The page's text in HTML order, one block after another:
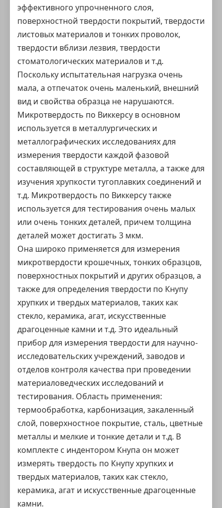
эффективного упрочненного слоя,
поверхностной твердости покрытий, твердости
листовых материалов и тонких проволок,
твердости вблизи лезвия, твердости
стоматологических материалов и т.д.
Поскольку испытательная нагрузка очень
мала, а отпечаток очень маленький, внешний
вид и свойства образца не нарушаются.
Микротвердость по Виккерсу в основном
используется в металлургических и
металлографических исследованиях для
измерения твердости каждой фазовой
составляющей в структуре металла, а также для
изучения хрупкости тугоплавких соединений и
т.д. Микротвердость по Виккерсу также
используется для тестирования очень малых
или очень тонких деталей, причем толщина
деталей может достигать 3 мкм.
Она широко применяется для измерения
микротвердости крошечных, тонких образцов,
поверхностных покрытий и других образцов, а
также для определения твердости по Кнупу
хрупких и твердых материалов, таких как
стекло, керамика, агат, искусственные
драгоценные камни и т.д. Это идеальный
прибор для измерения твердости для научно-
исследовательских учреждений, заводов и
отделов контроля качества при проведении
материаловедческих исследований и
тестирования. Область применения:
термообработка, карбонизация, закаленный
слой, поверхностное покрытие, сталь, цветные
металлы и мелкие и тонкие детали и т.д. В
комплекте с индентором Кнупа он может
измерять твердость по Кнупу хрупких и
твердых материалов, таких как стекло,
керамика, агат и искусственные драгоценные
камни.